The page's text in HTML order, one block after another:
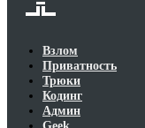
Взлом
Приватность
Трюки
Кодинг
Админ